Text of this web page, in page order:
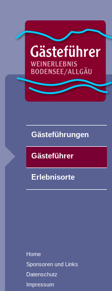
Home
Sponsoren und Links
Datenschutz
Impressum
Gästeführungen
Gästeführer
Erlebnisorte